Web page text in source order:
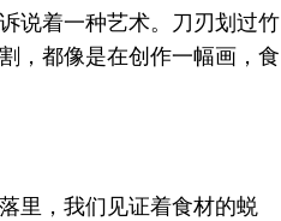
说着一种艺术。刀刃划过竹
，都像是在创作一幅画，食
里，我们见证着食材的蜕